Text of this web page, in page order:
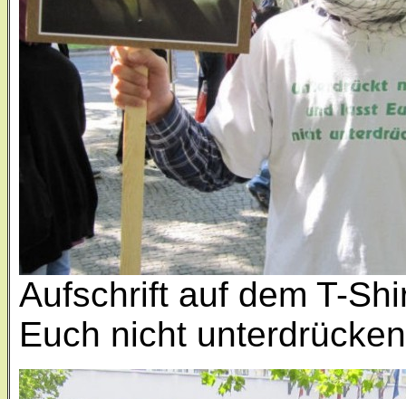
Aufschrift auf dem T-
Euch nicht